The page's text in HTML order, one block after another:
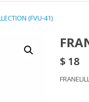
(FVU-41)
$ 18